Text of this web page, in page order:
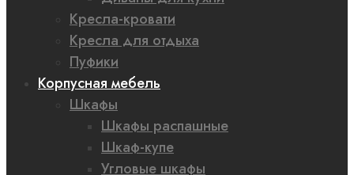
Кресла-кровати
Кресла для отдыха
Пуфики
Корпусная мебель
Шкафы
Шкафы распашные
Шкаф-купе
Угловые шкафы